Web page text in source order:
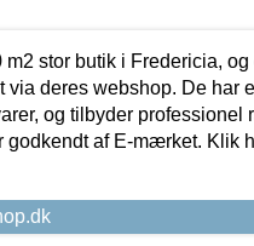
m2 stor butik i Fredericia,
deres webshop. De har
og tilbyder professionel
godkendt af E-mærket. Klik